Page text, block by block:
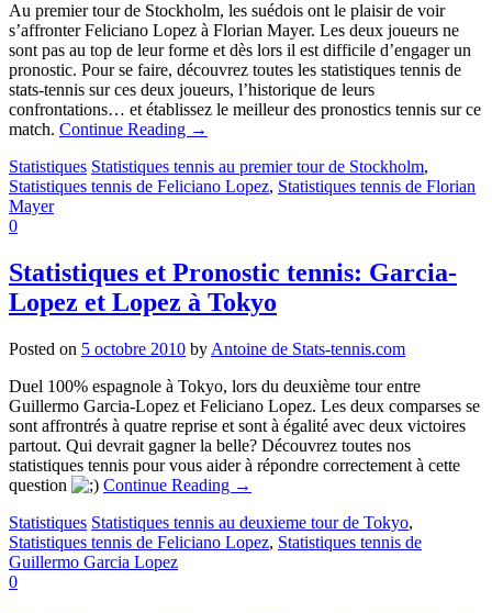
Au premier tour de Stockholm, les suédois ont le plaisir de voir
s’affronter Feliciano Lopez à Florian Mayer. Les deux joueurs ne
sont pas au top de leur forme et dès lors il est difficile d’engager un
pronostic. Pour se faire, découvrez toutes les statistiques tennis de
stats-tennis sur ces deux joueurs, l’historique de leurs
confrontations… et établissez le meilleur des pronostics tennis sur ce
match. Continue Reading →
Statistiques Statistiques tennis au premier tour de Stockholm,
Statistiques tennis de Feliciano Lopez, Statistiques tennis de Florian
Mayer
0
Statistiques et Pronostic tennis: Garcia-
Lopez et Lopez à Tokyo
Posted on 5 octobre 2010 by Antoine de Stats-tennis.com
Duel 100% espagnole à Tokyo, lors du deuxième tour entre
Guillermo Garcia-Lopez et Feliciano Lopez. Les deux comparses se
sont affrontrés à quatre reprise et sont à égalité avec deux victoires
partout. Qui devrait gagner la belle? Découvrez toutes nos
statistiques tennis pour vous aider à répondre correctement à cette
question
Continue Reading →
Statistiques Statistiques tennis au deuxieme tour de Tokyo,
Statistiques tennis de Feliciano Lopez, Statistiques tennis de
Guillermo Garcia Lopez
0